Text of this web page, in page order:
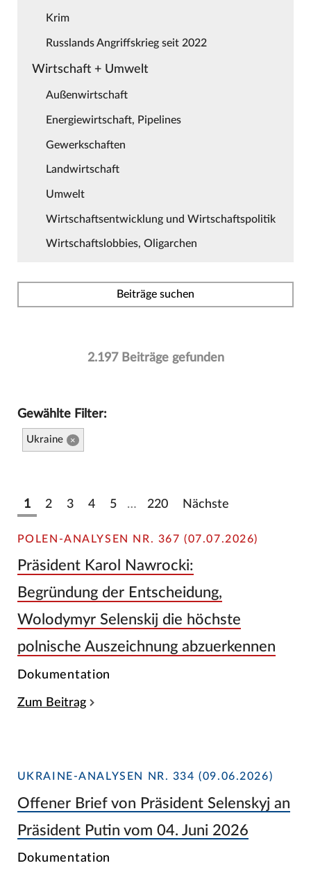
Krim
Russlands Angriffskrieg seit 2022
Wirtschaft + Umwelt
Außenwirtschaft
Energiewirtschaft, Pipelines
Gewerkschaften
Landwirtschaft
Umwelt
Wirtschaftsentwicklung und Wirtschaftspolitik
Wirtschaftslobbies, Oligarchen
Beiträge suchen
2.197 Beiträge gefunden
Gewählte Filter:
Ukraine ×
1 2 3 4 5 … 220 Nächste
POLEN-ANALYSEN NR. 367 (07.07.2026)
Präsident Karol Nawrocki:
Begründung der Entscheidung,
Wolodymyr Selenskij die höchste
polnische Auszeichnung abzuerkennen
Dokumentation
Zum Beitrag
UKRAINE-ANALYSEN NR. 334 (09.06.2026)
Offener Brief von Präsident Selenskyj an
Präsident Putin vom 04. Juni 2026
Dokumentation